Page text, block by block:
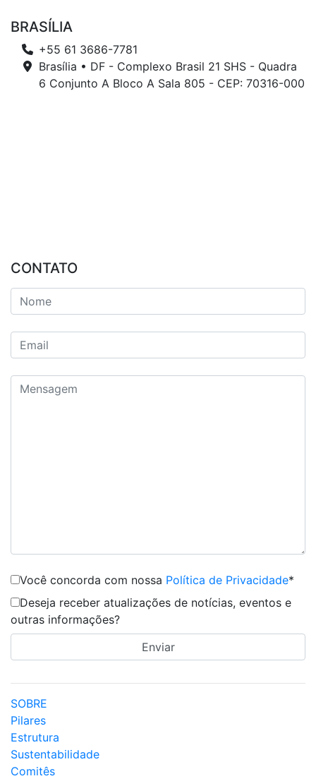
BRASÍLIA
+55 61 3686-7781
Brasília • DF - Complexo Brasil 21 SHS - Quadra
6 Conjunto A Bloco A Sala 805 - CEP: 70316-000
CONTATO
Você concorda com nossa Política de Privacidade*
Deseja receber atualizações de notícias, eventos e
outras informações?
SOBRE
Pilares
Estrutura
Sustentabilidade
Comitês